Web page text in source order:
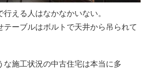
える人はなかなかいない。
テーブルはボルトで天井から吊られて
な施工状況の中古住宅は本当に多